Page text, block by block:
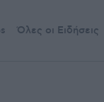
Όλες οι Ειδήσεις